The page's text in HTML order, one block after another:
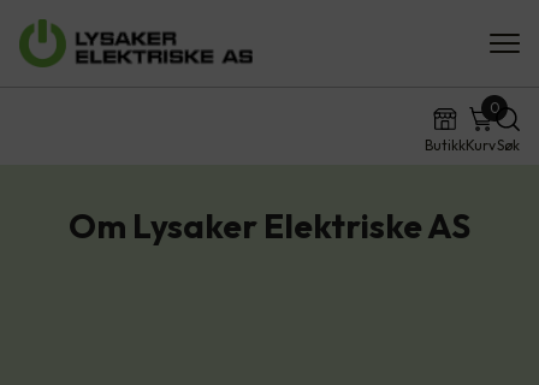
ButikkKurv
0
Søk
Om Lysaker Elektriske AS